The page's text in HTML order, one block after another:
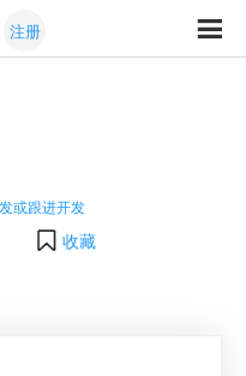
注册
或跟进开发
收藏